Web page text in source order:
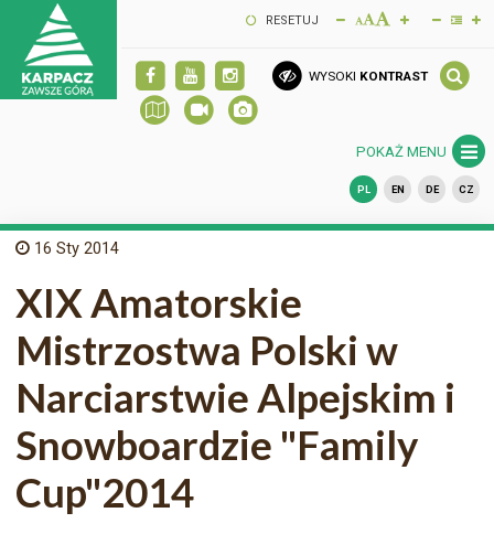
RESETUJ
WYSOKI KONTRAST
POKAŻ MENU
PL EN DE CZ
16 Sty 2014
XIX Amatorskie
Mistrzostwa Polski w
Narciarstwie Alpejskim i
Snowboardzie "Family
Cup"2014